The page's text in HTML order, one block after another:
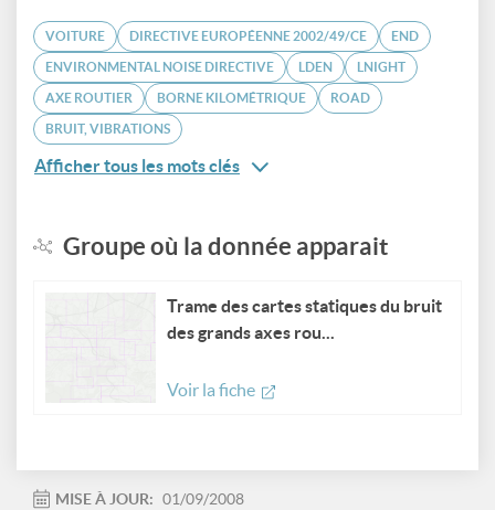
VOITURE DIRECTIVE EUROPÉENNE 2002/49/CE END
ENVIRONMENTAL NOISE DIRECTIVE LDEN LNIGHT
AXE ROUTIER BORNE KILOMÉTRIQUE ROAD
BRUIT, VIBRATIONS
Afficher tous les mots clés
Groupe où la donnée apparait
Trame des cartes statiques du bruit
des grands axes rou...
Voir la fiche
MISE À JOUR: 01/09/2008